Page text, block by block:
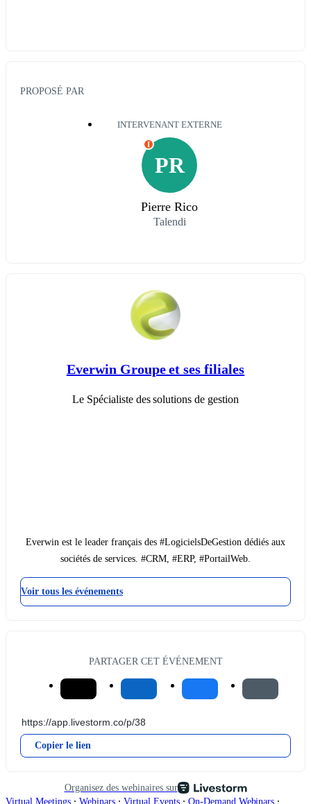
PROPOSÉ PAR
INTERVENANT EXTERNE
PR
I
Pierre Rico
Talendi
Everwin Groupe et ses filiales
Le Spécialiste des solutions de gestion
Everwin est le leader français des #LogicielsDeGestion dédiés aux
sociétés de services. #CRM, #ERP, #PortailWeb.
Voir tous les événements
PARTAGER CET ÉVÉNEMENT
Copier le lien
Organisez des webinaires sur
Virtual Meetings ∙ Webinars ∙ Virtual Events ∙ On-Demand Webinars ∙